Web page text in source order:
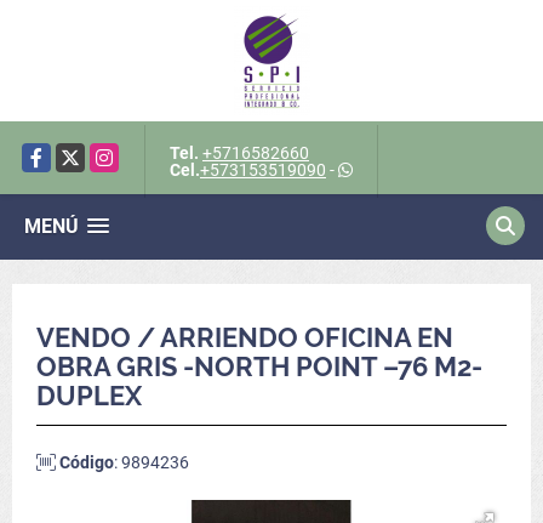
Facebook
X Instagram Tel. +5716582660
Cel.+573153519090 -
MENÚ
VENDO / ARRIENDO OFICINA EN
OBRA GRIS -NORTH POINT –76 M2-
DUPLEX
Código: 9894236